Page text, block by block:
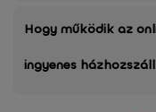
Hogy működik az
ingyenes